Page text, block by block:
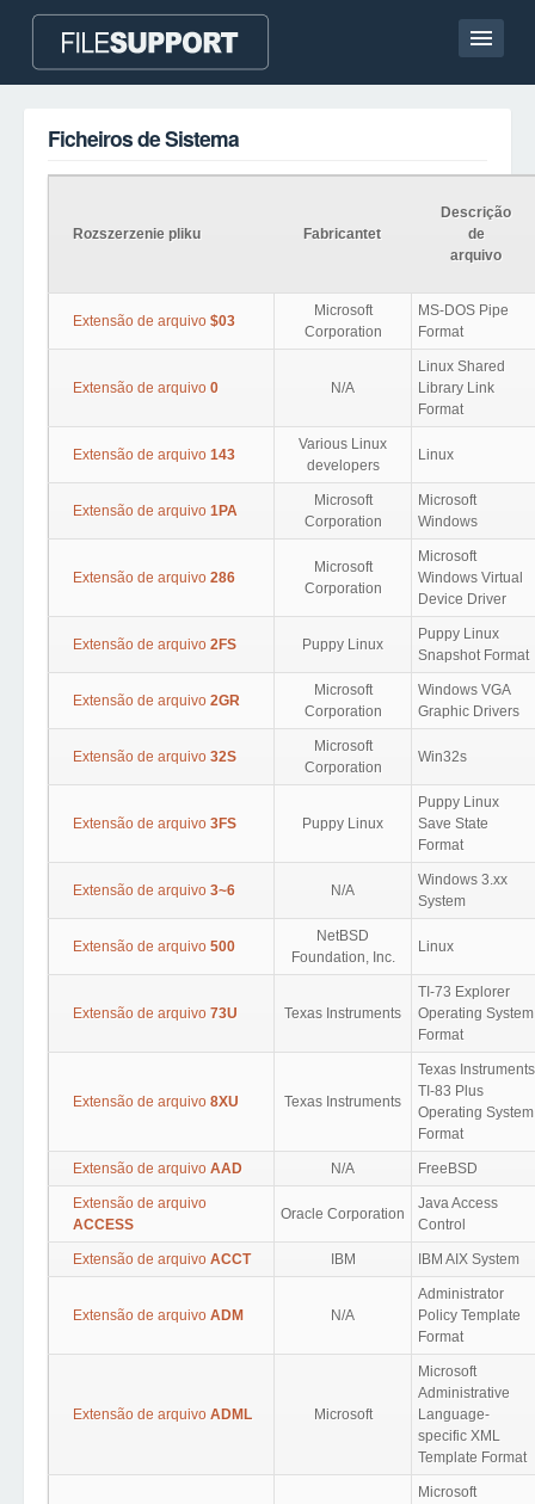
Ficheiros de Sistema
Rozszerzenie pliku Fabricantet
Descrição
de
arquivo
Extensão de arquivo $03
Microsoft
Corporation
MS-DOS Pipe
Format
Extensão de arquivo 0 N/A
Linux Shared
Library Link
Format
Extensão de arquivo 143
Various Linux
developers
Linux
Extensão de arquivo 1PA
Microsoft
Corporation
Microsoft
Windows
Extensão de arquivo 286
Microsoft
Corporation
Microsoft
Windows Virtual
Device Driver
Extensão de arquivo 2FS Puppy Linux
Puppy Linux
Snapshot Format
Extensão de arquivo 2GR
Microsoft
Corporation
Windows VGA
Graphic Drivers
Extensão de arquivo 32S
Microsoft
Corporation
Win32s
Extensão de arquivo 3FS Puppy Linux
Puppy Linux
Save State
Format
Extensão de arquivo 3~6 N/A
Windows 3.xx
System
Extensão de arquivo 500
NetBSD
Foundation, Inc.
Linux
Extensão de arquivo 73U Texas Instruments
TI-73 Explorer
Operating System
Format
Extensão de arquivo 8XU Texas Instruments
Texas Instruments
TI-83 Plus
Operating System
Format
Extensão de arquivo AAD N/A FreeBSD
Extensão de arquivo
ACCESS
Oracle Corporation
Java Access
Control
Extensão de arquivo ACCT IBM IBM AIX System
Extensão de arquivo ADM N/A
Administrator
Policy Template
Format
Extensão de arquivo ADML Microsoft
Microsoft
Administrative
Language-
specific XML
Template Format
Microsoft